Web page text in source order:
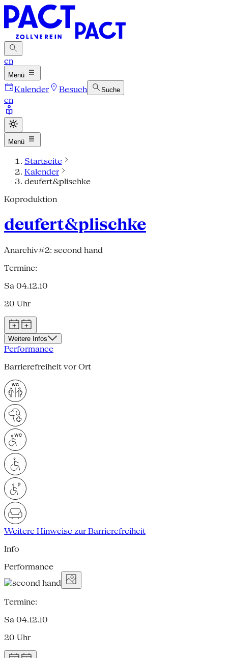
en
Menü
Kalender Besuch Suche
en
Menü
Startseite
Kalender
deufert&plischke
Koproduktion
deufert&plischke
Anarchiv#2: second hand
Termine:
Sa 04.12.10
20 Uhr
Weitere Infos
Performance
Barrierefreiheit vor Ort
Weitere Hinweise zur Barrierefreiheit
Info
Performance
Termine:
Sa 04.12.10
20 Uhr